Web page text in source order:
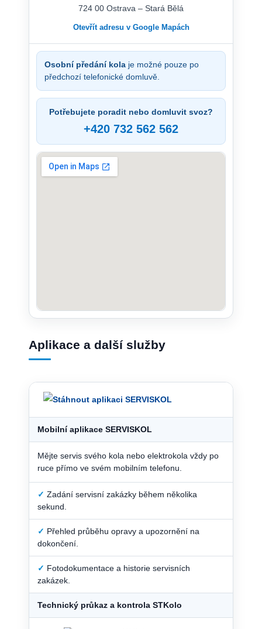
724 00 Ostrava – Stará Bělá
Otevřít adresu v Google Mapách
Osobní předání kola je možné pouze po
předchozí telefonické domluvě.
Potřebujete poradit nebo domluvit svoz?
+420 732 562 562
Aplikace a další služby
Mobilní aplikace SERVISKOL
Mějte servis svého kola nebo elektrokola vždy po
ruce přímo ve svém mobilním telefonu.
✓ Zadání servisní zakázky během několika
sekund.
✓ Přehled průběhu opravy a upozornění na
dokončení.
✓ Fotodokumentace a historie servisních
zakázek.
Technický průkaz a kontrola STKolo